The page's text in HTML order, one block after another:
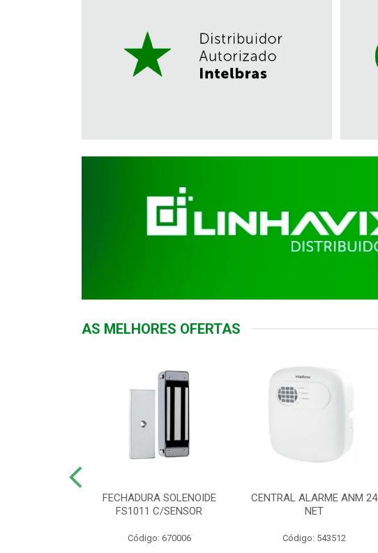
AS MELHORES OFERTAS
FECHADURA SOLENOIDE
FS1011 C/SENSOR
Código: 670006
CENTRAL ALARME ANM 24
NET
Código: 543512